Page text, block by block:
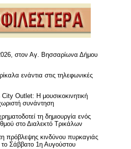
στον Αγ. Βησσαρίωνα Δήμου
ενάντια στις τηλεφωνικές
Outlet: Η μουσικοκινητική
συνάντηση
τη δημιουργία ενός
στο Διαλεκτό Τρικάλων
πρόβλεψης κινδύνου πυρκαγιάς
το Σάββατο 1η Αυγούστου